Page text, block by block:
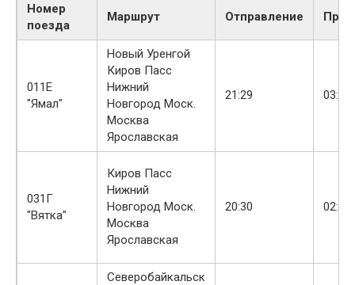
Номер
поезда
Маршрут Отправление
011Е
"Ямал"
Новый Уренгой
Киров Пасс
Нижний
Новгород Моск.
Москва
Ярославская
21:29 03:22
031Г
"Вятка"
Киров Пасс
Нижний
Новгород Моск.
Москва
Ярославская
20:30 02:53
Северобайкальск